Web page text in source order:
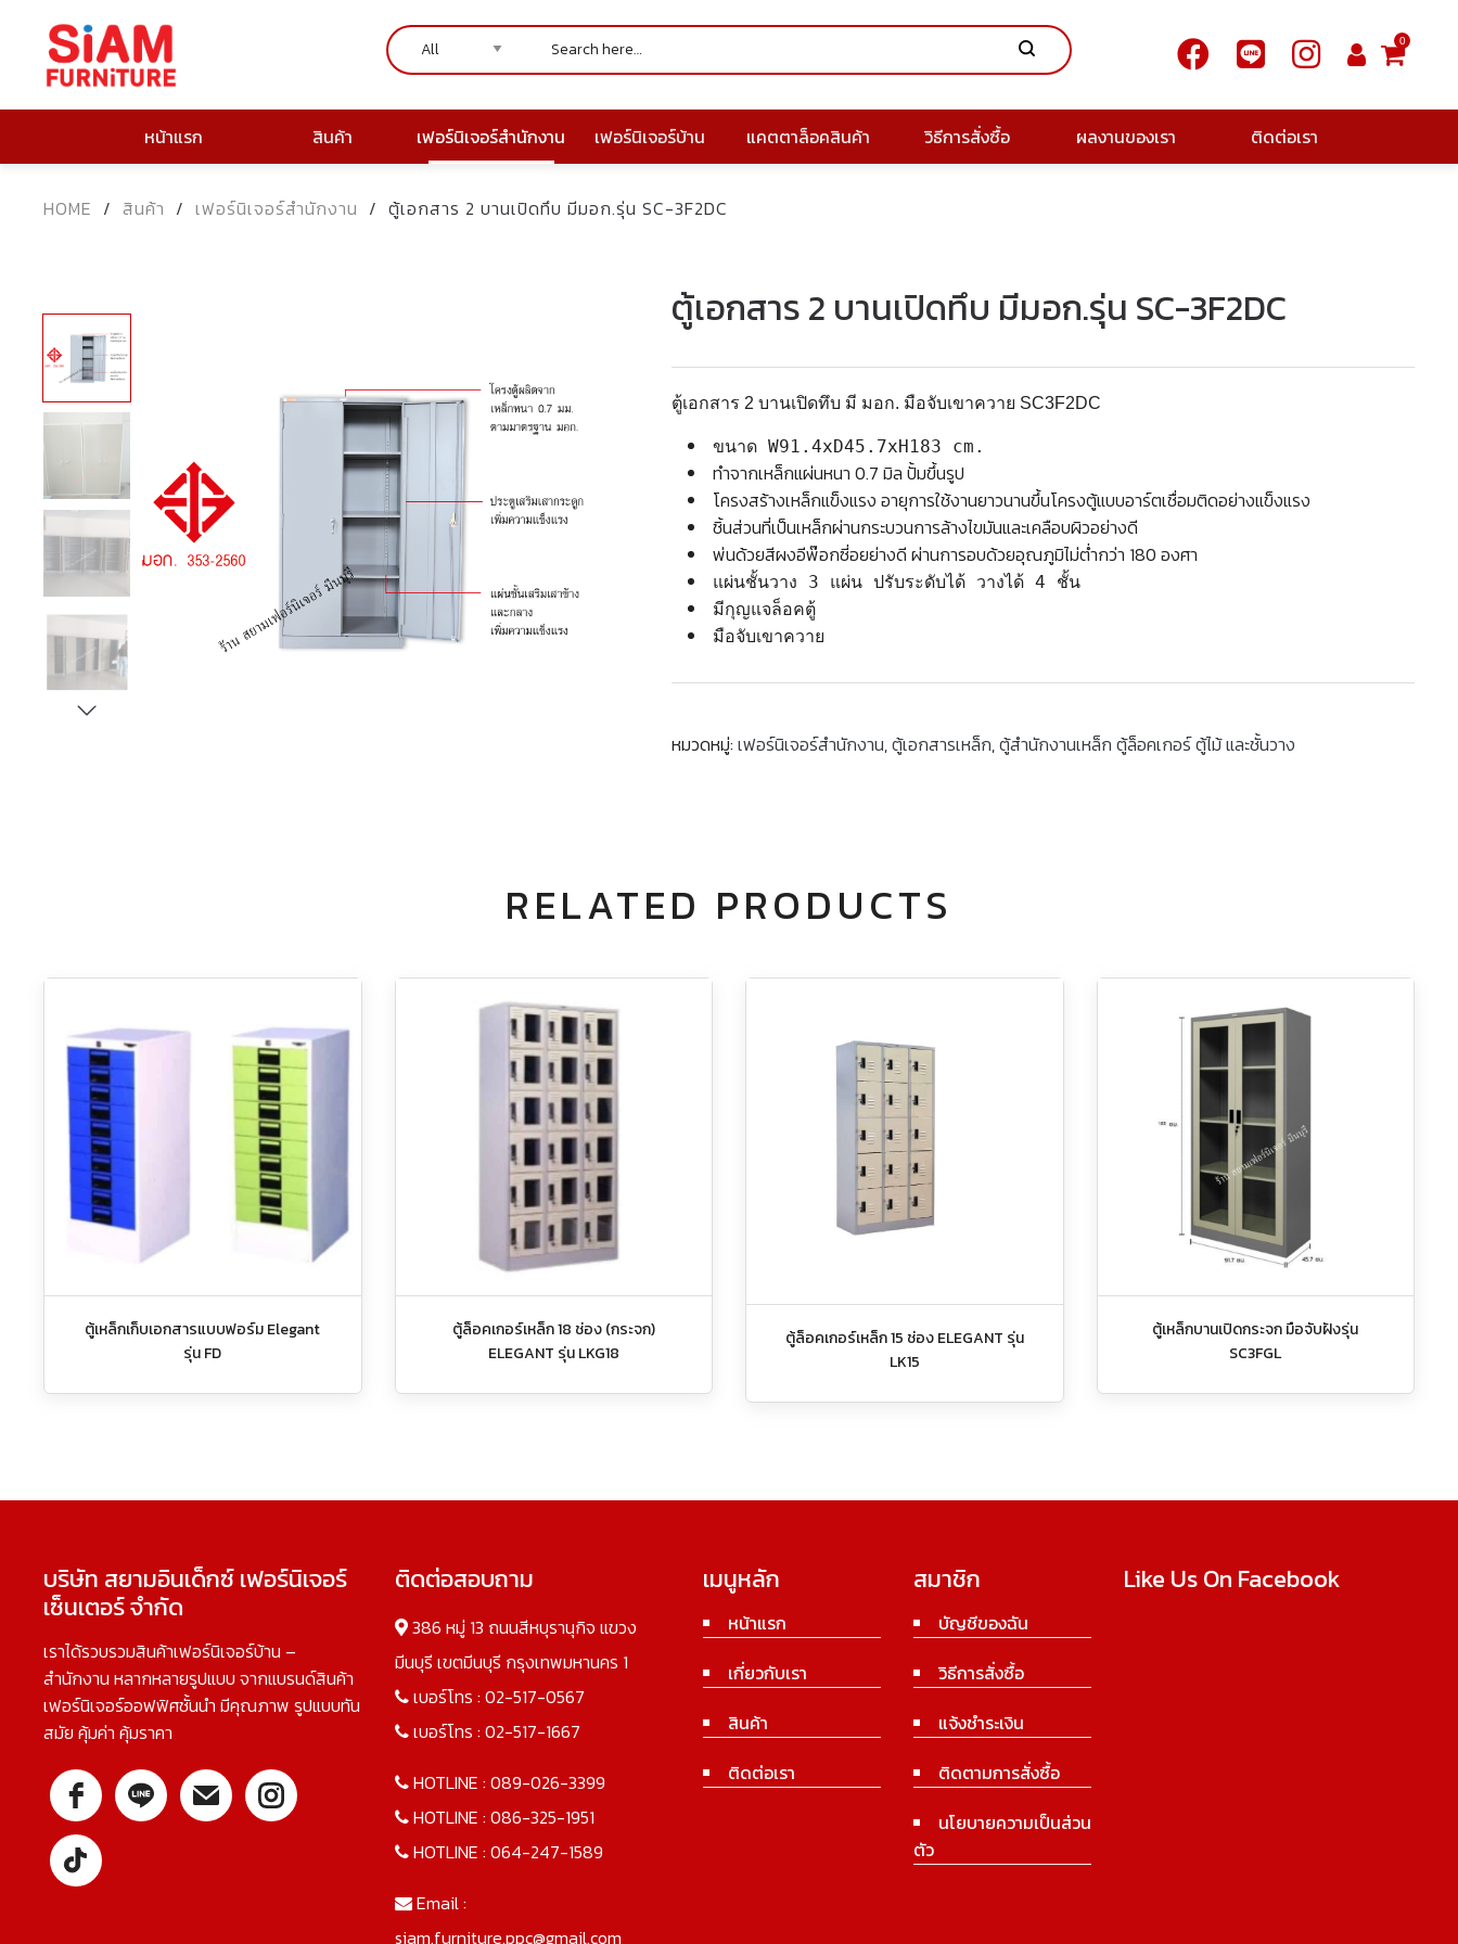
0
หน้าแรก สินค้า เฟอร์นิเจอร์สำนักงาน เฟอร์นิเจอร์บ้าน แคตตาล็อคสินค้า วิธีการสั่งซื้อ ผลงานของเรา ติดต่อเรา
HOME / สินค้า / เฟอร์นิเจอร์สำนักงาน / ตู้เอกสาร 2 บานเปิดทึบ มีมอก.รุ่น SC-3F2DC
ตู้เอกสาร 2 บานเปิดทึบ มีมอก.รุ่น SC-3F2DC
ตู้เอกสาร 2 บานเปิดทึบ มี มอก. มือจับเขาควาย SC3F2DC
ขนาด W91.4xD45.7xH183 cm.
ทำจากเหล็กแผ่นหนา 0.7 มิล ปั้มขึ้นรูป
โครงสร้างเหล็กแข็งแรง อายุการใช้งานยาวนานขึ้นโครงตู้แบบอาร์ตเชื่อมติดอย่างแข็งแรง
ชิ้นส่วนที่เป็นเหล็กผ่านกระบวนการล้างไขมันและเคลือบผิวอย่างดี
พ่นด้วยสีผงอีพ๊อกซี่อยย่างดี ผ่านการอบด้วยอุณภูมิไม่ต่ำกว่า 180 องศา
แผ่นชั้นวาง 3 แผ่น ปรับระดับได้ วางได้ 4 ชั้น
มีกุญแจล็อคตู้
มือจับเขาควาย
หมวดหมู่:เฟอร์นิเจอร์สำนักงาน,ตู้เอกสารเหล็ก,ตู้สำนักงานเหล็ก ตู้ล็อคเกอร์ ตู้ไม้ และชั้นวาง
RELATED PRODUCTS
ตู้เหล็กเก็บเอกสารแบบฟอร์ม Elegant
รุ่น FD
ตู้ล็อคเกอร์เหล็ก 18 ช่อง (กระจก)
ELEGANT รุ่น LKG18
ตู้ล็อคเกอร์เหล็ก 15 ช่อง ELEGANT รุ่น
LK15
ตู้เหล็กบานเปิดกระจก มือจับฝังรุ่น
SC3FGL
บริษัท สยามอินเด็กซ์ เฟอร์นิเจอร์
เซ็นเตอร์ จำกัด
เราได้รวบรวมสินค้าเฟอร์นิเจอร์บ้าน –
สำนักงาน หลากหลายรูปแบบ จากแบรนด์สินค้า
เฟอร์นิเจอร์ออฟฟิศชั้นนำ มีคุณภาพ รูปแบบทัน
สมัย คุ้มค่า คุ้มราคา
ติดต่อสอบถาม
386 หมู่ 13 ถนนสีหบุรานุกิจ แขวง
มีนบุรี เขตมีนบุรี กรุงเทพมหานคร 1
เบอร์โทร : 02-517-0567
เบอร์โทร : 02-517-1667
HOTLINE : 089-026-3399
HOTLINE : 086-325-1951
HOTLINE : 064-247-1589
Email :
siam.furniture.ppc@gmail.com
เมนูหลัก
หน้าแรก
เกี่ยวกับเรา
สินค้า
ติดต่อเรา
สมาชิก
บัญชีของฉัน
วิธีการสั่งซื้อ
แจ้งชำระเงิน
ติดตามการสั่งซื้อ
นโยบายความเป็นส่วน
ตัว
Like Us On Facebook